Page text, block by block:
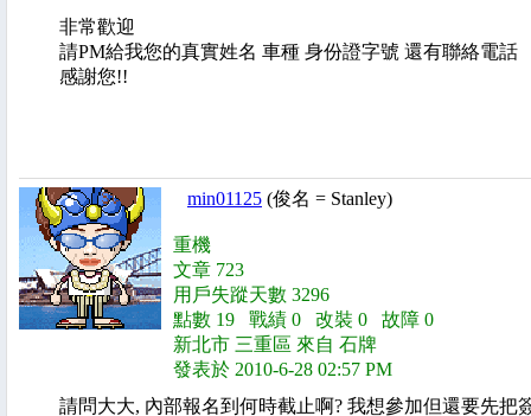
非常歡迎
請PM給我您的真實姓名 車種 身份證字號 還有聯絡電話
感謝您!!
min01125 (俊名 = Stanley)
重機
文章 723
用戶失蹤天數 3296
點數 19 戰績 0 改裝 0 故障 0
新北市 三重區 來自 石牌
發表於 2010-6-28 02:57 PM
請問大大, 內部報名到何時截止啊? 我想參加但還要先把